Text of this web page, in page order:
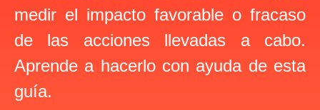
medir el impacto favorable o fracaso
de las acciones llevadas a cabo.
Aprende a hacerlo con ayuda de esta
guía.